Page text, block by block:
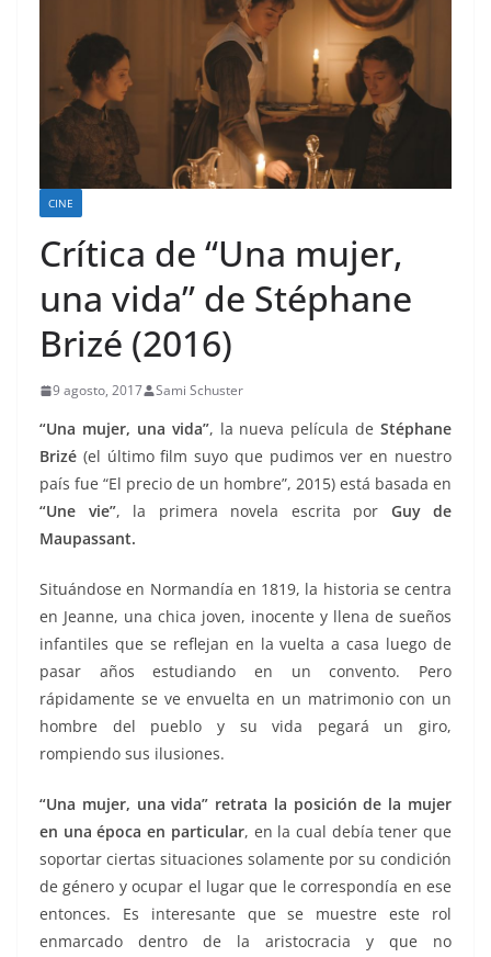
CINE
Crítica de “Una mujer,
una vida” de Stéphane
Brizé (2016)
9 agosto, 2017 Sami Schuster
“Una mujer, una vida”, la nueva película de Stéphane
Brizé (el último film suyo que pudimos ver en nuestro
país fue “El precio de un hombre”, 2015) está basada en
“Une vie”, la primera novela escrita por Guy de
Maupassant.
Situándose en Normandía en 1819, la historia se centra
en Jeanne, una chica joven, inocente y llena de sueños
infantiles que se reflejan en la vuelta a casa luego de
pasar años estudiando en un convento. Pero
rápidamente se ve envuelta en un matrimonio con un
hombre del pueblo y su vida pegará un giro,
rompiendo sus ilusiones.
“Una mujer, una vida” retrata la posición de la mujer
en una época en particular, en la cual debía tener que
soportar ciertas situaciones solamente por su condición
de género y ocupar el lugar que le correspondía en ese
entonces. Es interesante que se muestre este rol
enmarcado dentro de la aristocracia y que no